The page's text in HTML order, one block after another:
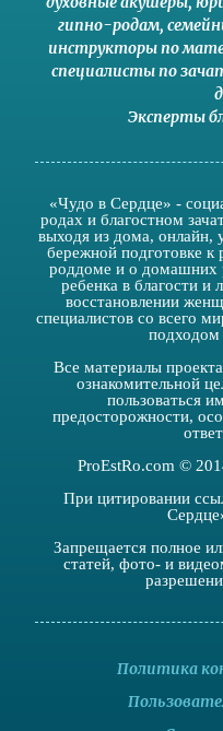
гипно-родам,
инструкторы по
специалисты по
Эксперты
«Чудо в Сердце» -
родах и благостном
выходя из дома, онлайн,
бережной подготовке к
роддоме и о домашних
ребенка в благости и
восстановлении
специалистов со всего
подходом
Все материалы
ознакомительной
пользоваться
предосторожности,
ProEstRo.com ©
При цитировании
Запрещается полное
статей, фото- и
Политика